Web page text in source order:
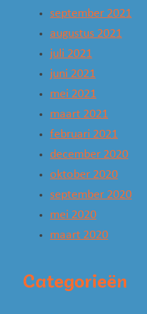
september 2021
augustus 2021
juli 2021
juni 2021
mei 2021
maart 2021
februari 2021
december 2020
oktober 2020
september 2020
mei 2020
maart 2020
Categorieën